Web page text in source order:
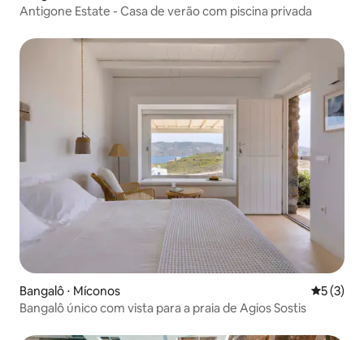
Antigone Estate - Casa de verão com piscina privada
Bangalô ⋅ Míconos 5 de
5 (3)
Bangalô único com vista para a praia de Agios Sostis